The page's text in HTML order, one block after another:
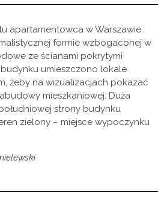
apartamentowca w Warszawie.
formie wzbogaconej w
ze ścianami pokrytymi
umieszczono lokale
żeby na wizualizacjach pokazać
mieszkaniowej. Duża
strony budynku
zielony – miejsce wypoczynku